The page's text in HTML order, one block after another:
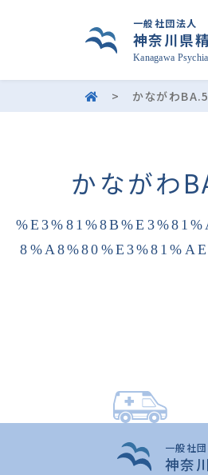
一般社団法人
神奈川県
Kanagawa
> かながわ
かながわ
一般社
神奈